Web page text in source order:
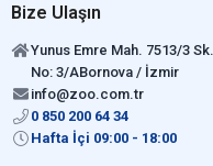
Bize Ulaşın
Yunus Emre Mah. 7513/3 Sk.
No: 3/ABornova / İzmir
info@zoo.com.tr
0 850 200 64 34
Hafta İçi 09:00 - 18:00